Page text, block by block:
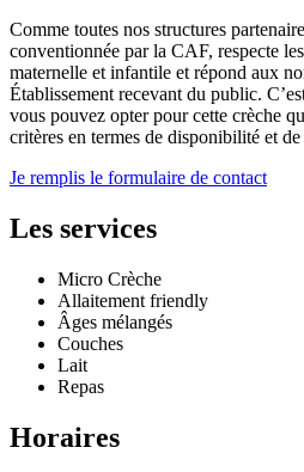
Comme toutes nos structures
conventionnée par la CAF, respecte
maternelle et infantile et répond aux
Établissement recevant du public.
vous pouvez opter pour cette crèche
critères en termes de disponibilité et
Je remplis le formulaire de contact
Les services
Micro Crèche
Allaitement friendly
Âges mélangés
Couches
Lait
Repas
Horaires